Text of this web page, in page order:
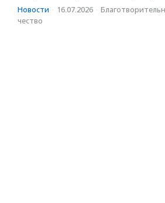
Новости · 16.07.2026 ·
чест­во